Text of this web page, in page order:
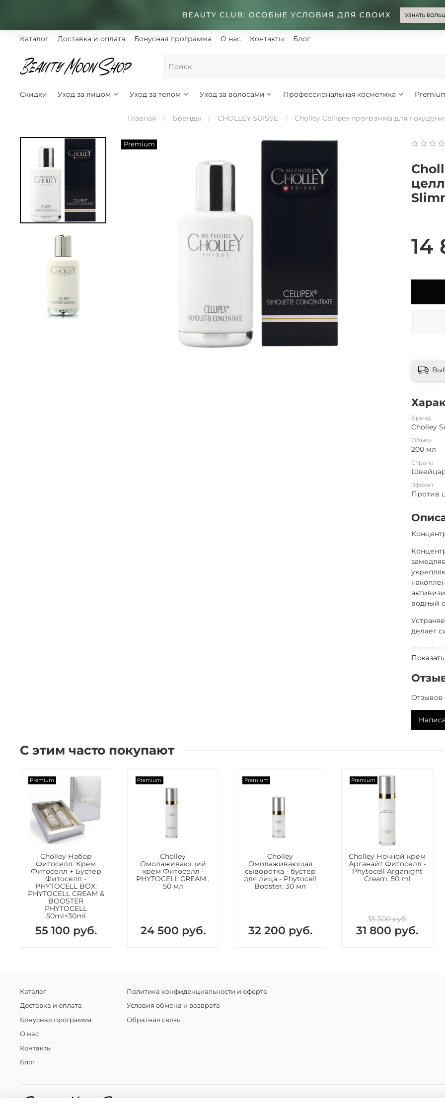
Каталог Доставка и оплата Бонусная программа О нас Контакты Блог
Скидки Уход за лицом Уход за телом Уход за волосами Профессиональная косметика
Главная Бренды CHOLLEY SUISSE Cholley Cellipex программа для
Premium
14
Бренд
Cholley
Объем
200 мл
Страна
Эффект
Против
водный
делает
Способ
Состав
32
Fucus
Acid,
Отзывов
С этим часто покупают
Premium
Cholley Набор
Фитоселл: Крем
Фитоселл + Бустер
Фитоселл -
PHYTOCELL BOX:
PHYTOCELL CREAM &
BOOSTER
PHYTOCELL
50ml+30ml
55 100 руб.
Premium
Cholley
Омолаживающий
крем Фитоселл -
PHYTOCELL CREAM ,
50 мл
24 500 руб.
Premium
Cholley
Омолаживающая
сыворотка - бустер
для лица - Phytocell
Booster, 30 мл
32 200 руб.
Premium
Cholley Ночной крем
Арганайт Фитоселл -
Phytocell Arganight
Cream, 50 ml
35 300 руб.
31 800 руб.
Каталог
Доставка и оплата
Бонусная программа
О нас
Контакты
Блог
Политика конфиденциальности и оферта
Условия обмена и возврата
Обратная связь